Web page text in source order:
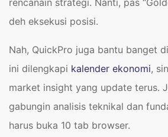
deh eksekusi posisi.
Nah, QuickPro juga bantu banget
ini dilengkapi kalender ekonomi,
market insight yang update terus.
gabungin analisis teknikal dan
harus buka 10 tab browser.